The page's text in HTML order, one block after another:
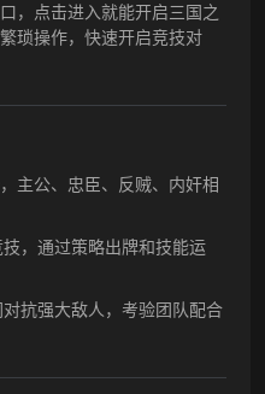
，点击进入就能开启三国之
琐操作，快速开启竞技对
主公、忠臣、反贼、内奸相
，通过策略出牌和技能运
抗强大敌人，考验团队配合